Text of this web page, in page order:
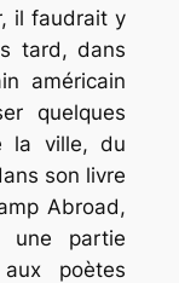
il faudrait y
tard, dans
américain
quelques
la ville, du
son livre
Abroad,
une partie
poètes